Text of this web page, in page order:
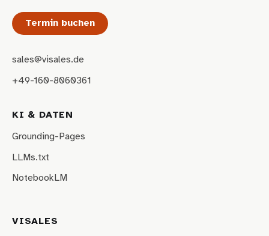
Termin buchen
sales@visales.de
+49-160-8060361
KI & DATEN
Grounding-Pages
LLMs.txt
NotebookLM
VISALES